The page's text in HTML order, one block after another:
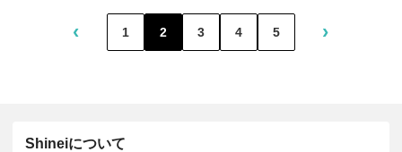
‹ 1 2 3 4 5 ›
Shineiについて